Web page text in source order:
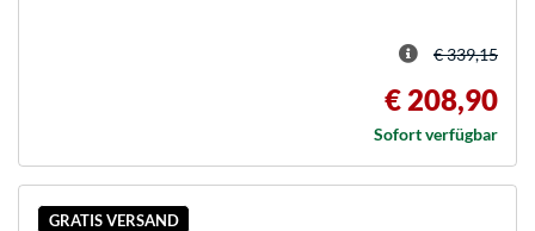
€ 339,15
€ 208,90
Sofort verfügbar
GRATIS VERSAND